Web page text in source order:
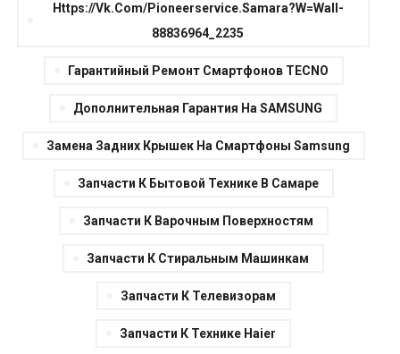
Https://vk.com/pioneerservice.samara?w=wall-
88836964_2235
Гарантийный Ремонт Смартфонов TECNO
Дополнительная Гарантия На SAMSUNG
Замена Задних Крышек На Смартфоны Samsung
Запчасти К Бытовой Технике В Самаре
Запчасти К Варочным Поверхностям
Запчасти К Стиральным Машинкам
Запчасти К Телевизорам
Запчасти К Технике Haier